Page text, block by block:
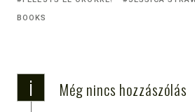
BOOKS
i Még nincs hozzászólás